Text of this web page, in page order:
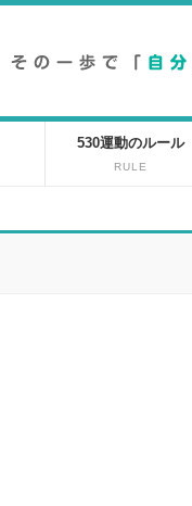
530運動のルール
RULE